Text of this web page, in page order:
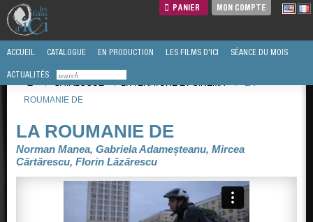
PANIER MON COMPTE
ACCUEIL CATALOGUE EN PRODUCTION LES FILMS D'ICI SÉANCE DU MOIS
ACTUALITÉS
/
CATALOGUE / LITTÉRATURE ET CINEMA /
LA
ROUMANIE DE
LA ROUMANIE DE
Norman Manea, Gabriela Adameșteanu, Mircea
Cărtărescu, Florin Lăzărescu